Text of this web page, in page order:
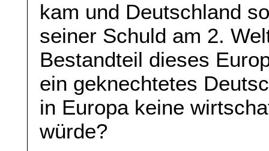
kam und Deutschland
seiner Schuld am 2.
Bestandteil dieses
ein geknechtetes
in Europa keine
würde?